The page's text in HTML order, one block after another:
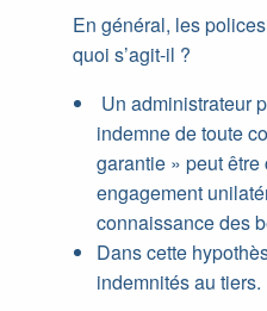
En général, les
quoi s’agit-il ?
Un administrateur
indemne de toute
garantie » peut
engagement
connaissance des
Dans cette
indemnités au